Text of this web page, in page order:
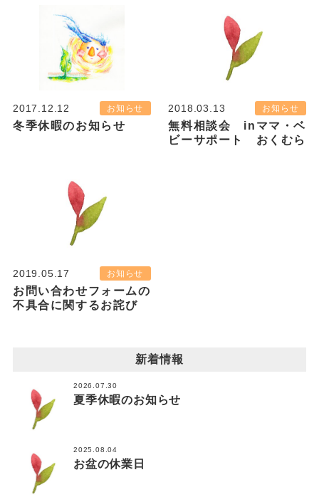
2017.12.12 お知らせ
冬季休暇のお知らせ
2018.03.13 お知らせ
無料相談会 inママ・ベ
ビーサポート おくむら
2019.05.17 お知らせ
お問い合わせフォームの
不具合に関するお詫び
新着情報
2026.07.30
夏季休暇のお知らせ
2025.08.04
お盆の休業日